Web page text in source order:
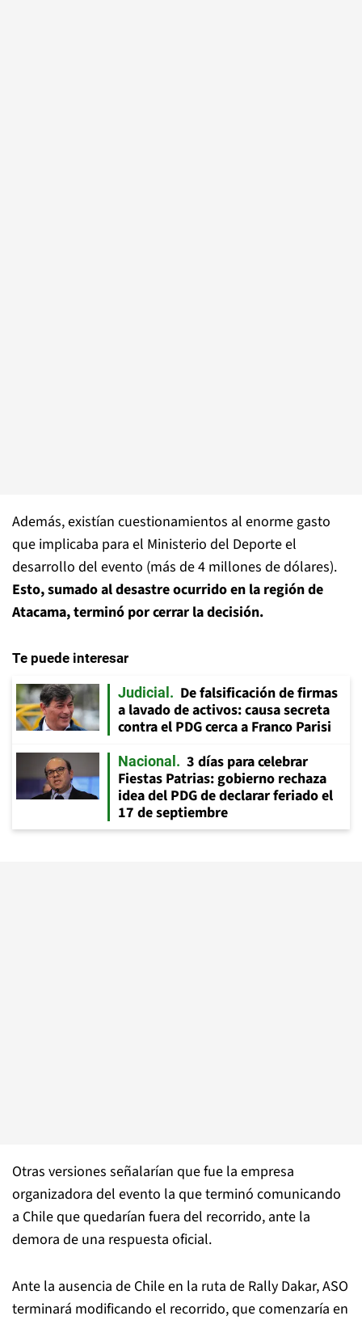
Además, existían cuestionamientos al enorme gasto
que implicaba para el Ministerio del Deporte el
desarrollo del evento (más de 4 millones de dólares).
Esto, sumado al desastre ocurrido en la región de
Atacama, terminó por cerrar la decisión.
Te puede interesar
Judicial
De falsificación de firmas
a lavado de activos: causa secreta
contra el PDG cerca a Franco Parisi
Nacional
3 días para celebrar
Fiestas Patrias: gobierno rechaza
idea del PDG de declarar feriado el
17 de septiembre
Otras versiones señalarían que fue la empresa
organizadora del evento la que terminó comunicando
a Chile que quedarían fuera del recorrido, ante la
demora de una respuesta oficial.
Ante la ausencia de Chile en la ruta de Rally Dakar, ASO
terminará modificando el recorrido, que comenzaría en